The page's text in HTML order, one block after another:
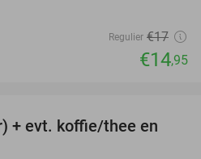
Regulier €17
€14,95
61%
+ evt. koffie/thee en